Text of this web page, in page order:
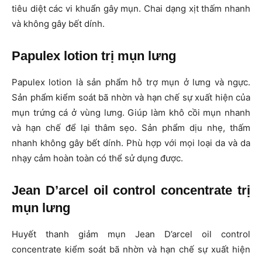
tiêu diệt các vi khuẩn gây mụn. Chai dạng xịt thấm nhanh
và không gây bết dính.
Papulex lotion trị mụn lưng
Papulex lotion là sản phẩm hỗ trợ mụn ở lưng và ngực.
Sản phẩm kiểm soát bã nhờn và hạn chế sự xuất hiện của
mụn trứng cá ở vùng lưng. Giúp làm khô cồi mụn nhanh
và hạn chế để lại thâm sẹo. Sản phẩm dịu nhẹ, thấm
nhanh không gây bết dính. Phù hợp với mọi loại da và da
nhạy cảm hoàn toàn có thể sử dụng được.
Jean D’arcel oil control concentrate trị
mụn lưng
Huyết thanh giảm mụn Jean D’arcel oil control
concentrate kiểm soát bã nhờn và hạn chế sự xuất hiện